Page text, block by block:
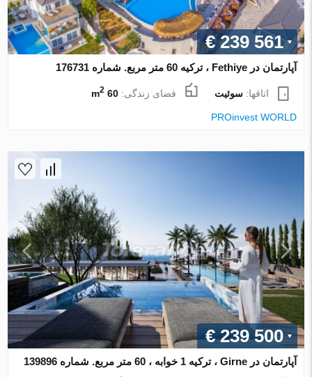
€ 239 561
آپارتمان در Fethiye ، ترکیه 60 متر مربع. شماره 176731
اتاقها:سوئیت فضای زندگی:60 m
2
PROinvest WORLD
€ 239 500
آپارتمان در Girne ، ترکیه 1 خوابه ، 60 متر مربع. شماره 139896